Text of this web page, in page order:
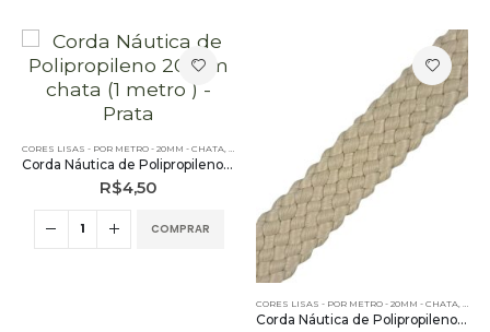
- 20MM - CHATA
,PE – 20MM – CHATA - POR METRO ,POR METRO - 20MM - CHATA
CORES LISAS - POR METRO - 20MM - CHATA PE – 20MM – CHATA - POR METRO
Corda Náutica de Polipropileno 20mm chata (1 metro ) – Prata
R$4,50
COMPRAR
CORES LISAS - POR METRO - 20MM - CHATA,
Corda Náutica de Polipropileno 20mm chata (1 metro) – Areia